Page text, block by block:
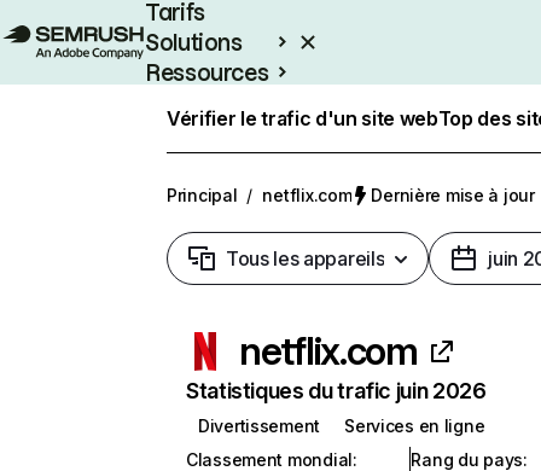
Tarifs
Solutions
Ressources
Vérifier le trafic d'un site webTop des
Principal / netflix.com Dernière mise à jour
Tous les appareils juin
netflix.com
Statistiques du trafic juin 2026
Divertissement
Services en ligne
Classement mondial:
Rang du pays: